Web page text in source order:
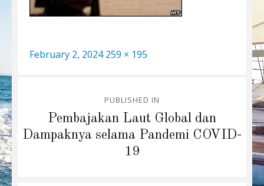
Posted
February 2, 2024 Full
259 × 195
navigation
PUBLISHED IN
Pembajakan Laut Global dan
Dampaknya selama Pandemi COVID-
19